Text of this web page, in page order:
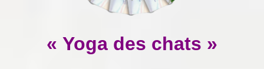
« Yoga des chats »